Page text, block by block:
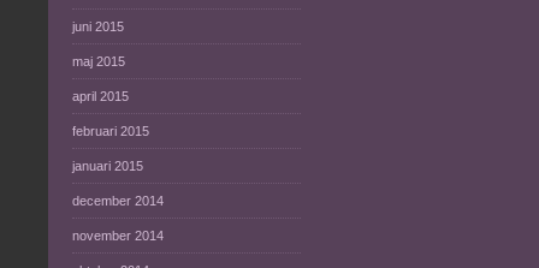
juni 2015
maj 2015
april 2015
februari 2015
januari 2015
december 2014
november 2014